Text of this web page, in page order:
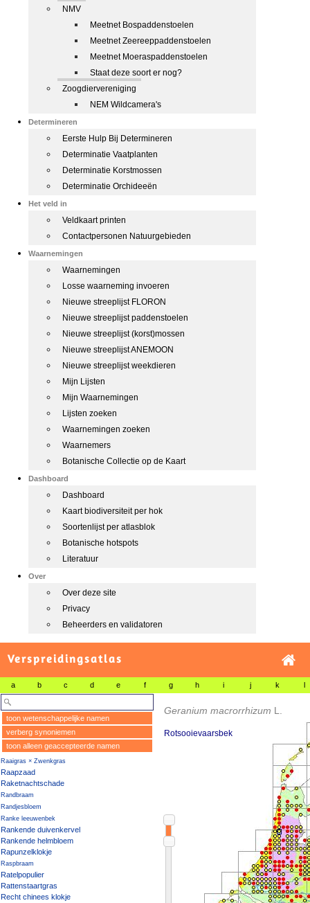
NMV
Meetnet Bospaddenstoelen
Meetnet Zeereeppaddenstoelen
Meetnet Moeraspaddenstoelen
Staat deze soort er nog?
Zoogdiervereniging
NEM Wildcamera's
Determineren
Eerste Hulp Bij Determineren
Determinatie Vaatplanten
Determinatie Korstmossen
Determinatie Orchideeën
Het veld in
Veldkaart printen
Contactpersonen Natuurgebieden
Waarnemingen
Waarnemingen
Losse waarneming invoeren
Nieuwe streeplijst FLORON
Nieuwe streeplijst paddenstoelen
Nieuwe streeplijst (korst)mossen
Nieuwe streeplijst ANEMOON
Nieuwe streeplijst weekdieren
Mijn Lijsten
Mijn Waarnemingen
Lijsten zoeken
Waarnemingen zoeken
Waarnemers
Botanische Collectie op de Kaart
Dashboard
Dashboard
Kaart biodiversiteit per hok
Soortenlijst per atlasblok
Botanische hotspots
Literatuur
Over
Over deze site
Privacy
Beheerders en validatoren
Verspreidingsatlas
a b c d e f g h i j k l
toon wetenschappelijke namen
verberg synoniemen
toon alleen geaccepteerde namen
Raaigras × Zwenkgras
Raapzaad
Raketnachtschade
Randbraam
Randjesbloem
Ranke leeuwenbek
Rankende duivenkervel
Rankende helmbloem
Rapunzelklokje
Raspbraam
Ratelpopulier
Rattenstaartgras
Recht chinees klokje
Geranium macrorrhizum L.
Rotsooievaarsbek